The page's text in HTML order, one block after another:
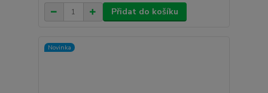
Přidat do košíku
Novinka